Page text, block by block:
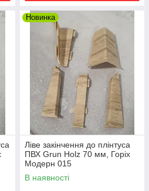
Новинка
Ліве закінчення до плінтуса
ПВХ Grun Holz 70 мм, Горіх
Модерн 015
В наявності